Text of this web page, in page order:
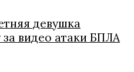
девушка
видео атаки БПЛА